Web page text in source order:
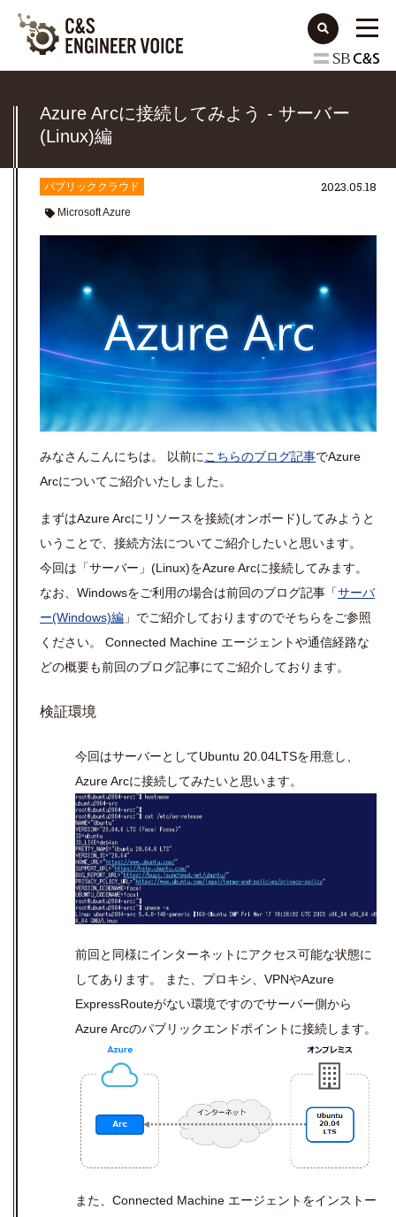
Azure Arcに接続してみよう - サーバー
(Linux)編
パブリッククラウド
Microsoft Azure
2023.05.18
みなさんこんにちは。 以前に こちらのブログ記事でAzure
Arcについてご紹介いたしました。
まずはAzure Arcにリソースを接続(オンボード) してみようと
いうことで、接続方法についてご紹介したいと思います。
今回は「サーバー」 (Linux)をAzure Arcに接続してみます。
なお、 Windowsをご利用の場合は前回のブログ記事「サーバ
ー(Windows)編 」でご紹介しておりますのでそちらをご参照
ください。
Connected Machine エージェントや通信経路な
どの概要も前回のブログ記事にてご紹介しております。
検証環境
今回はサーバーとしてUbuntu 20.04LTSを用意し、
Azure Arcに接続してみたいと思います。
前回と同様にインターネットにアクセス可能な状態に
してあります。 また、プロキシ、 VPNやAzure
ExpressRouteがない環境ですのでサーバー側から
Azure Arcのパブリックエンドポイントに接続します。
また、 Connected Machine エージェントをインストー